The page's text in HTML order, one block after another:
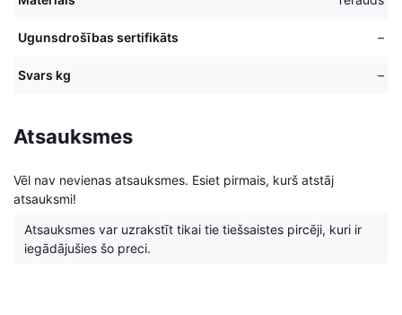
Ugunsdrošības sertifikāts –
Svars kg –
Atsauksmes
Vēl nav nevienas atsauksmes. Esiet pirmais, kurš atstāj
atsauksmi!
Atsauksmes var uzrakstīt tikai tie tiešsaistes pircēji, kuri ir
iegādājušies šo preci.